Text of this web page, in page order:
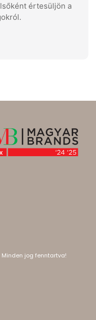
értesüljön a
jog fenntartva!